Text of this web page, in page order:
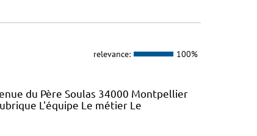
relevance: 100%
du Père Soulas 34000 Montpellier
L'équipe Le métier Le